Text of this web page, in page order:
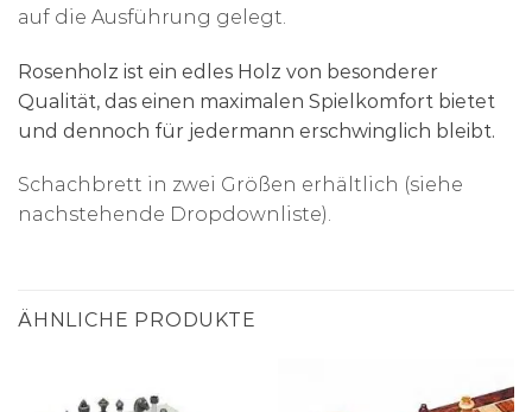
auf die Ausführung gelegt.
Rosenholz ist ein edles Holz von besonderer
Qualität, das einen maximalen Spielkomfort bietet
und dennoch für jedermann erschwinglich bleibt.
Schachbrett in zwei Größen erhältlich (siehe
nachstehende Dropdownliste).
ÄHNLICHE PRODUKTE